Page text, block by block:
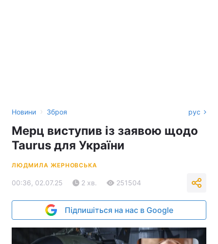
Новини › Зброя рус
Мерц виступив із заявою щодо
Taurus для України
ЛЮДМИЛА ЖЕРНОВСЬКА
00:36, 02.07.25 2 хв. 251504
Підпишіться на нас в Google